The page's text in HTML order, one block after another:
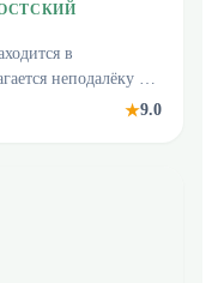
в
неподалёку от
★9.0